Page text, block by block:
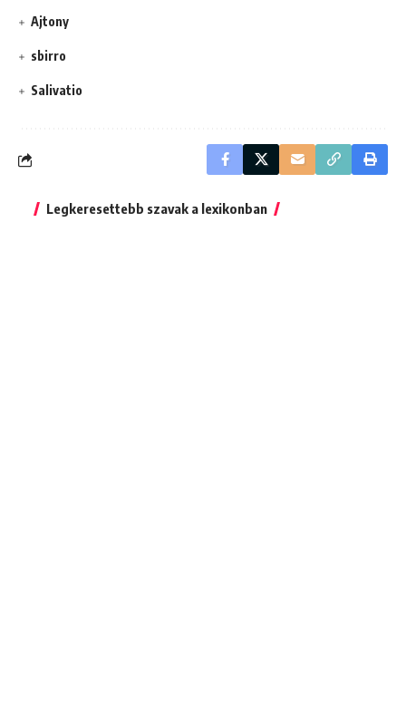
Ajtony
sbirro
Salivatio
Legkeresettebb szavak a lexikonban